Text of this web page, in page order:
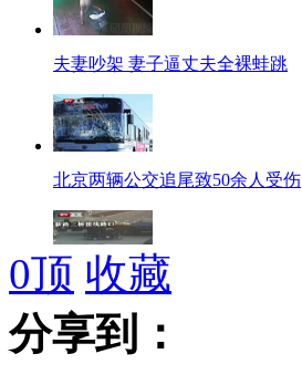
夫妻吵架 妻子逼丈夫全裸蛙跳
北京两辆公交追尾致50余人受伤
监拍一女司机误操作被甩出车外
0顶 收藏
分享到：